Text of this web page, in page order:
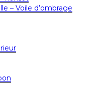
– Voile d’ombrage